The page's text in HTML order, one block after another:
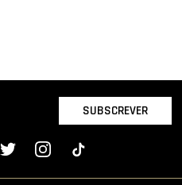
SUBSCREVER